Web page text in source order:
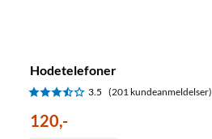
Hodetelefoner
3.5 (201 kundeanmeldelser)
120,-